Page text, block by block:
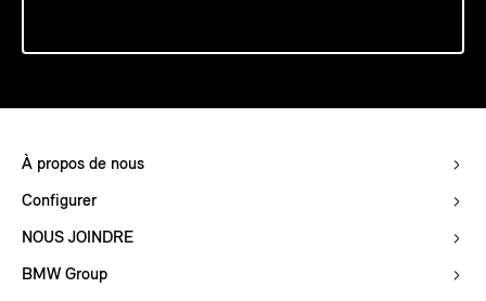
À propos de nous
Configurer
NOUS JOINDRE
BMW Group